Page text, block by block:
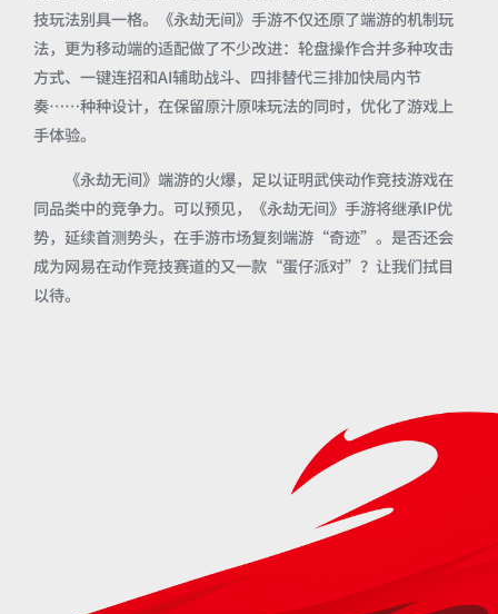
技玩法别具一格。《永劫无间》手游不仅还原了端游的机制玩
法，更为移动端的适配做了不少改进：轮盘操作合并多种攻击
方式、一键连招和AI辅助战斗、四排替代三排加快局内节
奏……种种设计，在保留原汁原味玩法的同时，优化了游戏上
手体验。
《永劫无间》端游的火爆，足以证明武侠动作竞技游戏在
同品类中的竞争力。可以预见，《永劫无间》手游将继承IP优
势，延续首测势头，在手游市场复刻端游“奇迹”。是否还会
成为网易在动作竞技赛道的又一款“蛋仔派对”？让我们拭目
以待。